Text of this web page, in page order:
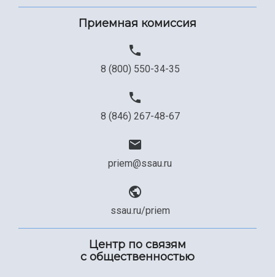
Приемная комиссия
8 (800) 550-34-35
8 (846) 267-48-67
priem@ssau.ru
ssau.ru/priem
Центр по связям
с общественностью